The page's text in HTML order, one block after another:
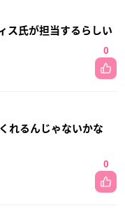
ス氏が担当するらしい
0
れるんじゃないかな
0